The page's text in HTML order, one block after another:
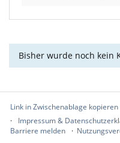
Bisher wurde noch kein
Link in Zwischenablage kopieren
Impressum &
Barriere melden